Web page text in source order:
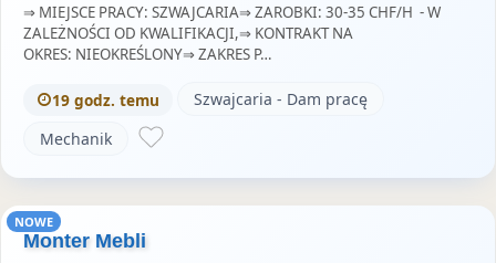
⇒ MIEJSCE PRACY: SZWAJCARIA⇒ ZAROBKI: 30-35 CHF/H - W
ZALEŻNOŚCI OD KWALIFIKACJI,⇒ KONTRAKT NA
OKRES: NIEOKREŚLONY⇒ ZAKRES P…
19 godz. temu
Szwajcaria - Dam pracę
Mechanik
NOWE
Monter Mebli